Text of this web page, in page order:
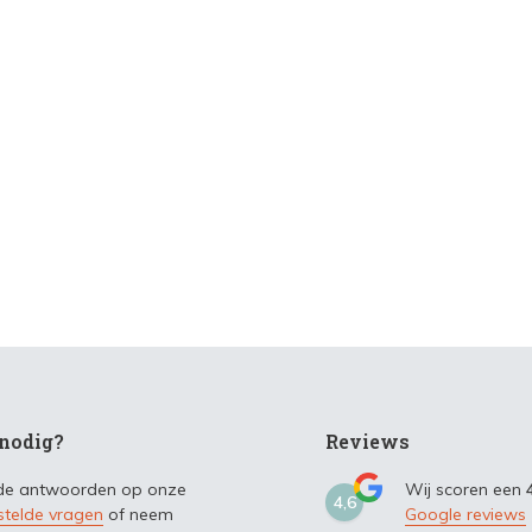
antwoorden op onze
vragen of neem
Reviews
4,6
Wij scoren een
Google reviews